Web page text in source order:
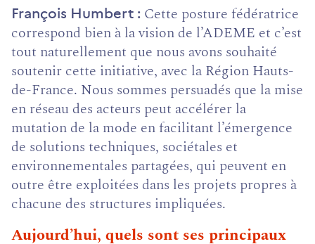
François Humbert
Cette posture fédératrice
correspond bien à la vision de l’ADEME et c’est
tout naturellement que nous avons souhaité
soutenir cette initiative, avec la Ré­gion Hauts-
de-France. Nous sommes persuadés que la mise
en réseau des acteurs peut accélérer la
mutation de la mode en facilitant l’émergence
de solutions techniques, socié­tales et
environnementales par­tagées, qui peuvent en
outre être exploitées dans les projets propres à
chacune des struc­tures impliquées.
Aujourd’hui, quels sont ses principaux